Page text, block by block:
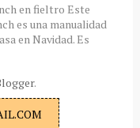
en fieltro Este
es una manualidad
en Navidad. Es
.